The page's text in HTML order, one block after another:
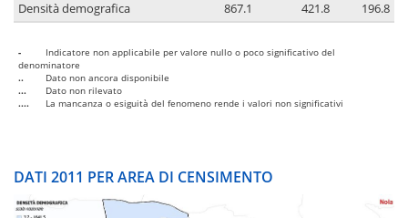
Densità demografica 867.1 421.8 196.8
-
Indicatore non applicabile per valore nullo o poco significativo del
denominatore
..
Dato non ancora disponibile
...
Dato non rilevato
....
La mancanza o esiguità del fenomeno rende i valori non significativi
DATI 2011 PER AREA DI CENSIMENTO